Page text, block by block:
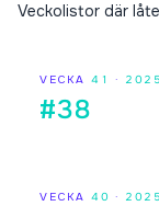
Veckolistor där
VECKA 41 · 2025
#38
VECKA 40 · 2025